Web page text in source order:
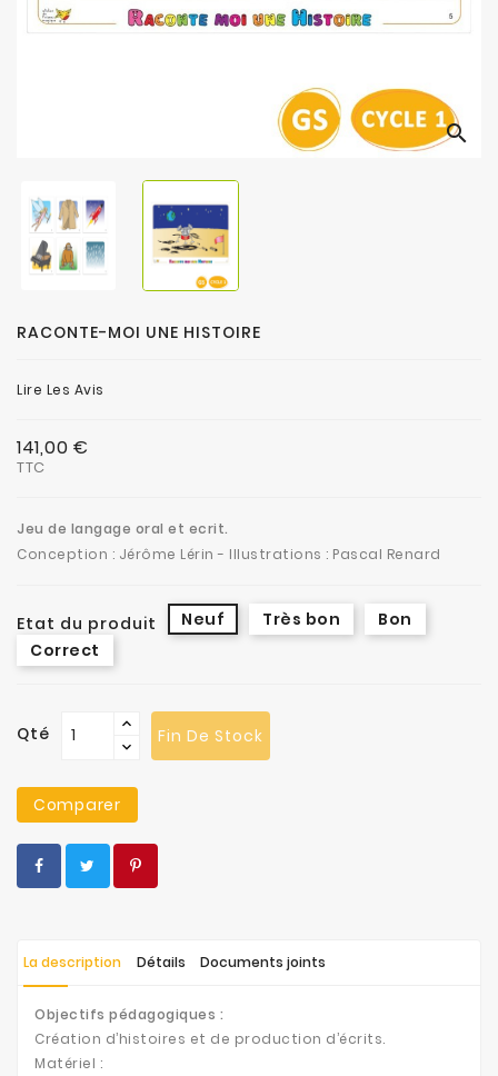
search
RACONTE-MOI UNE HISTOIRE
Lire Les Avis
141,00 €
TTC
Jeu de langage oral et ecrit.
Conception : Jérôme Lérin - Illustrations : Pascal Renard
Etat du produit Neuf Très bon
Bon
Correct
Qté Fin De Stock
Comparer
La description Détails Documents joints
Objectifs pédagogiques :
Création d’histoires et de production d’écrits.
Matériel :